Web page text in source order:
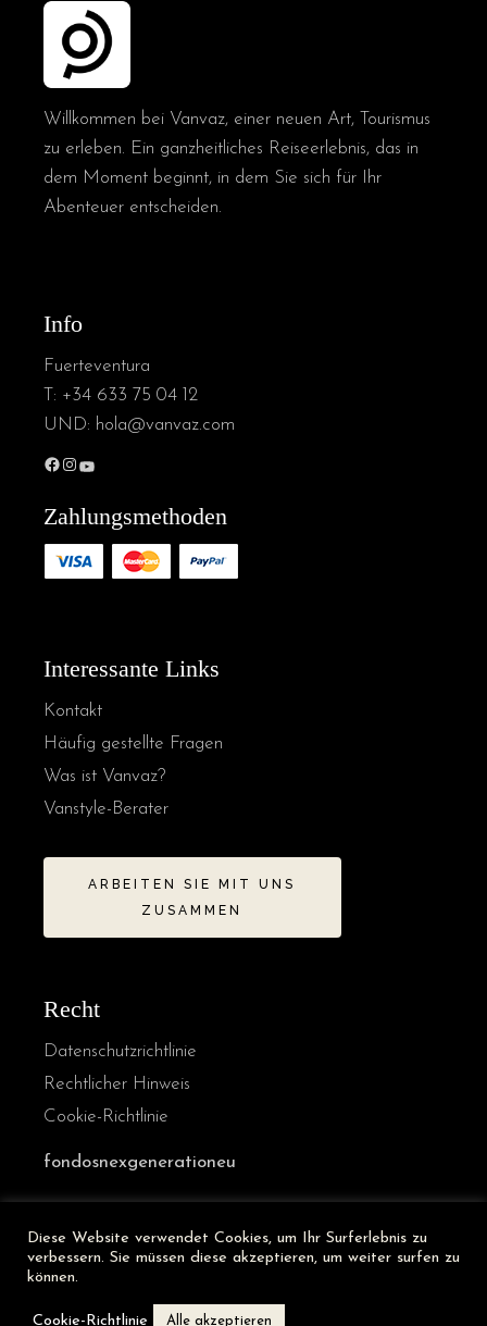
Willkommen bei Vanvaz, einer neuen Art, Tourismus
zu erleben. Ein ganzheitliches Reiseerlebnis, das in
dem Moment beginnt, in dem Sie sich für Ihr
Abenteuer entscheiden.
Info
Fuerteventura
T: +34 633 75 04 12
UND: hola@vanvaz.com
Zahlungsmethoden
Interessante Links
Kontakt
Häufig gestellte Fragen
Was ist Vanvaz?
Vanstyle-Berater
ARBEITEN SIE MIT UNS
ZUSAMMEN
Recht
Datenschutzrichtlinie
Rechtlicher Hinweis
Cookie-Richtlinie
fondosnexgenerationeu
Diese Website verwendet Cookies, um Ihr Surferlebnis zu
verbessern. Sie müssen diese akzeptieren, um weiter surfen zu
können.
Cookie-Richtlinie Alle akzeptieren
French